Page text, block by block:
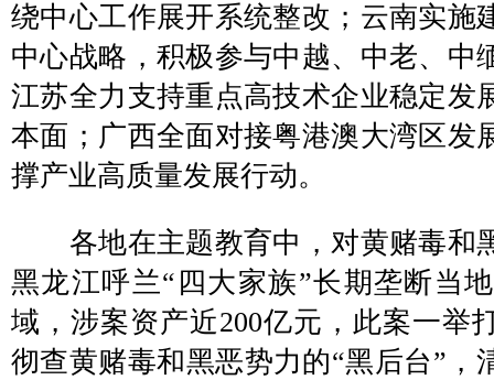
绕中心工作展开系统整改；云南实施
中心战略，积极参与中越、中老、中
江苏全力支持重点高技术企业稳定发
本面；广西全面对接粤港澳大湾区发
撑产业高质量发展行动。
各地在主题教育中，对黄赌毒和
黑龙江呼兰“四大家族”长期垄断当
域，涉案资产近200亿元，此案一举
彻查黄赌毒和黑恶势力的“黑后台”，